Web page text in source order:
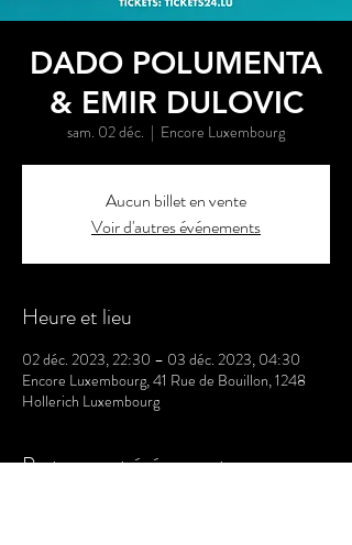
DADO POLUMENTA
& EMIR DULOVIC
sam. 02 déc.
  |
Encore Luxembourg
Aucun billet en vente
Voir d'autres événements
Heure et lieu
02 déc. 2023, 22:30 – 03 déc. 2023, 04:30
Encore Luxembourg, 41 Rue de Bouillon, 1248
Hollerich Luxembourg
Partager cet événement